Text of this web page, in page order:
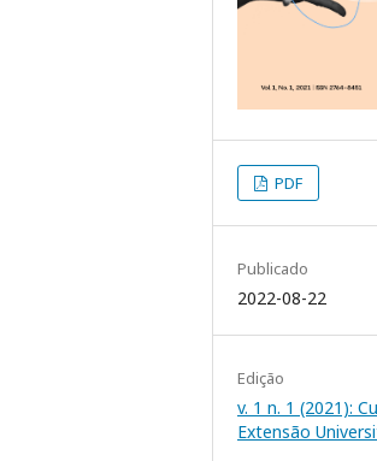
PDF
Publicado
2022-08-22
Edição
v. 1 n. 1 (2021):
Extensão